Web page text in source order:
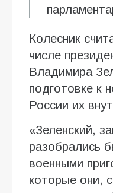
Колесник
числе
Владимира
подготовке к
России их
«Зеленский,
разобрались
военными
которые они,